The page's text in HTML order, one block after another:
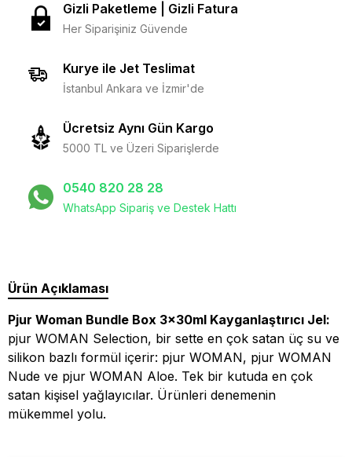
Gizli Paketleme | Gizli Fatura
Her Siparişiniz Güvende
Kurye ile Jet Teslimat
İstanbul Ankara ve İzmir'de
Ücretsiz Aynı Gün Kargo
5000 TL ve Üzeri Siparişlerde
0540 820 28 28
WhatsApp Sipariş ve Destek Hattı
Ürün Açıklaması
Pjur Woman Bundle Box 3x30ml Kayganlaştırıcı Jel:
pjur WOMAN Selection, bir sette en çok satan üç su ve
silikon bazlı formül içerir: pjur WOMAN, pjur WOMAN
Nude ve pjur WOMAN Aloe. Tek bir kutuda en çok
satan kişisel yağlayıcılar. Ürünleri denemenin
mükemmel yolu.